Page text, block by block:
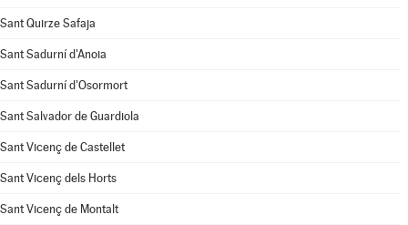
Sant Quirze Safaja
Sant Sadurní d'Anoia
Sant Sadurní d'Osormort
Sant Salvador de Guardiola
Sant Vicenç de Castellet
Sant Vicenç dels Horts
Sant Vicenç de Montalt